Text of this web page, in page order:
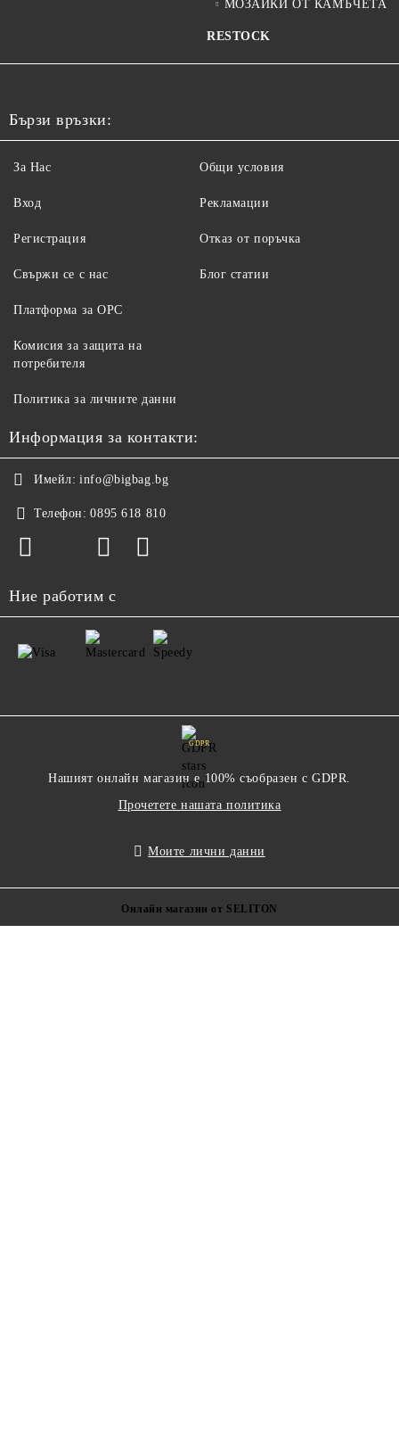
МОЗАЙКИ ОТ КАМЪЧЕТА
RESTOCK
Бързи връзки:
За Нас
Вход
Регистрация
Свържи се с нас
Общи условия
Рекламации
Отказ от поръчка
Блог статии
Платформа за ОРС
Комисия за защита на
потребителя
Политика за личните данни
Информация за контакти:
Имейл: info@bigbag.bg
Телефон: 0895 618 810
Ние работим с
GDPR
Нашият онлайн магазин е 100% съобразен с GDPR.
Прочетете нашата политика
Моите лични данни
Онлайн магазин от SELITON